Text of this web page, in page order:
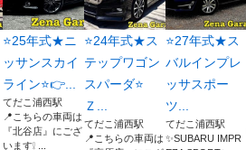
⭐25年式★ニ
ッサンスカイ
ライン⭐👉...
てだこ浦西駅
📍こちらの車両は
『北谷店』にござ
います❕ ...
⭐24年式★ス
テップワゴン
スパーダ⭐
Ｚ...
てだこ浦西駅
📍こちらの車両は
⭐27年式★ス
バルインプレ
ッサスポー
ツ...
てだこ浦西駅
✨SUBARU IMPR